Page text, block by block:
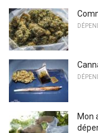
Mon